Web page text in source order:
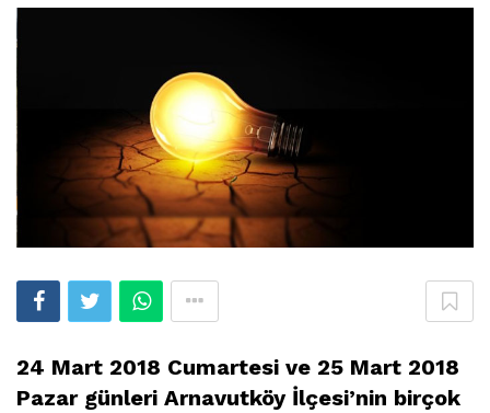
24 Mart 2018 Cumartesi ve 25 Mart 2018
Pazar günleri Arnavutköy İlçesi’nin birçok